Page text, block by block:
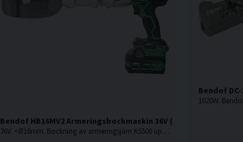
Bendof HB16MV2 Armeringsbockmaskin 36V (2x2,5Ah)
36V. <Ø16mm. Bockning av armeringsjärn KS500 upp till Ø16 mm.
Bendof